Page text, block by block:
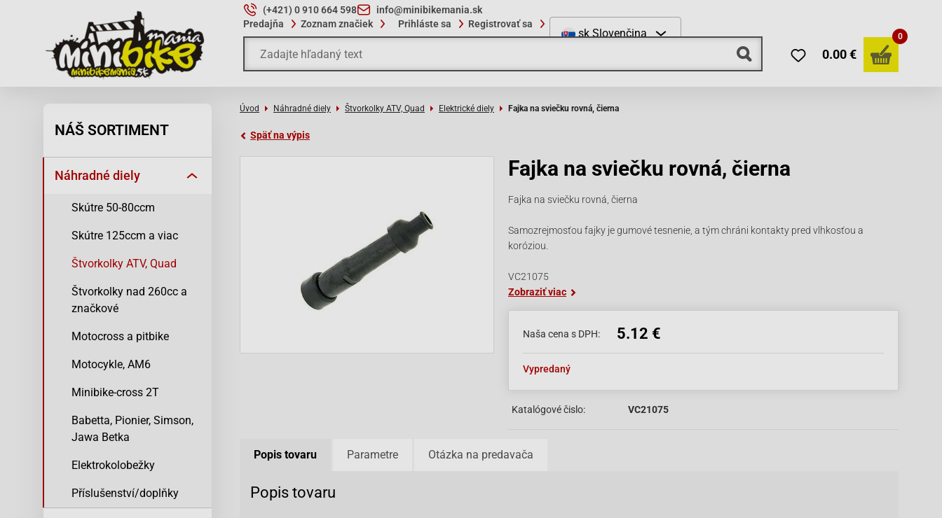
(+421) 0 910 664 598
info@minibikemania.sk
Predajňa
Zoznam značiek Prihláste sa Registrovať sa
sk Slovenčina
0.00 €
0
NÁŠ SORTIMENT
Náhradné diely
Skútre 50-80ccm
Skútre 125ccm a viac
Štvorkolky ATV, Quad
Štvorkolky nad 260cc a
značkové
Motocross a pitbike
Motocykle, AM6
Minibike-cross 2T
Babetta, Pionier, Simson,
Jawa Betka
Elektrokolobežky
Příslušenství/doplňky
Úvod Náhradné diely Štvorkolky ATV, Quad Elektrické diely Fajka na sviečku rovná, čierna
Späť na výpis
Fajka na sviečku rovná, čierna
Fajka na sviečku rovná, čierna
Samozrejmosťou fajky je gumové tesnenie, a tým chráni kontakty pred vlhkosťou a
koróziou.
VC21075
Zobraziť viac
Naša cena s DPH: 5.12 €
Vypredaný
Katalógové čislo: VC21075
Popis tovaru Parametre Otázka na predavača
Popis tovaru